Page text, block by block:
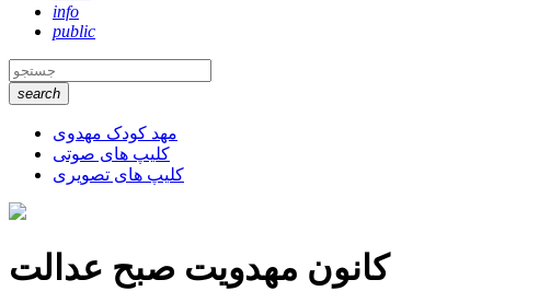
info
public
search
مهد کودک مهدوی
کلیپ های صوتی
کلیپ های تصویری
کانون مهدویت صبح عدالت